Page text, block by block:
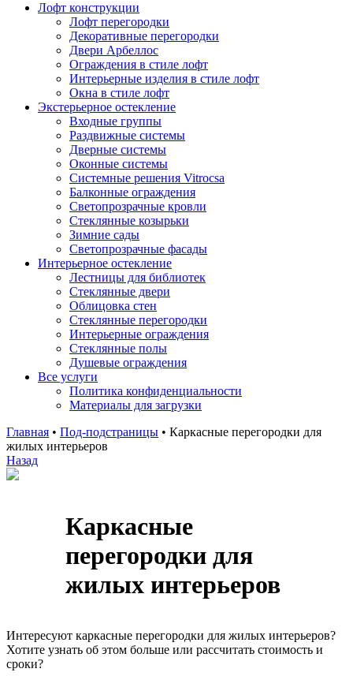
Лофт конструкции
Лофт перегородки
Декоративные перегородки
Двери Арбеллос
Ограждения в стиле лофт
Интерьерные изделия в стиле лофт
Окна в стиле лофт
Экстерьерное остекление
Входные группы
Раздвижные системы
Дверные системы
Оконные системы
Системные решения Vitrocsa
Балконные ограждения
Светопрозрачные кровли
Стеклянные козырьки
Зимние сады
Светопрозрачные фасады
Интерьерное остекление
Лестницы для библиотек
Стеклянные двери
Облицовка стен
Стеклянные перегородки
Интерьерные ограждения
Стеклянные полы
Душевые ограждения
Все услуги
Политика конфиденциальности
Материалы для загрузки
Главная • Под-подстраницы • Каркасные перегородки для
жилых интерьеров
Назад
Каркасные
перегородки для
жилых интерьеров
Интересуют каркасные перегородки для жилых интерьеров?
Хотите узнать об этом больше или рассчитать стоимость и
сроки?